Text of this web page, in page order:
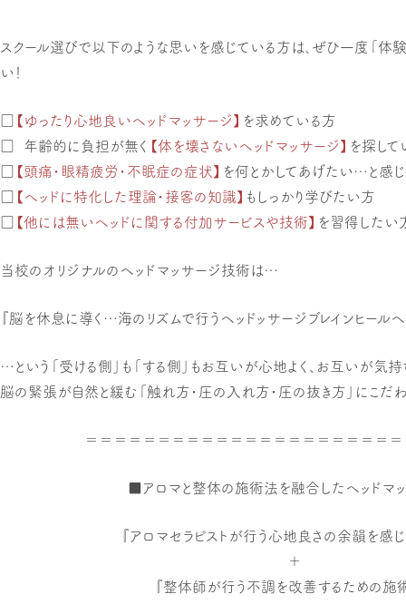
スクール選びで以下のような思いを感じている方は、ぜひ一度「体
い！
【ゆったり心地良いヘッドマッサージ】 を求めている方
年齢的に負担が無く 【体を壊さないヘッドマッサージ】 を探して
【頭痛・眼精疲労・不眠症の症状】 を何とかしてあげたい…と感
【ヘッドに特化した理論・接客の知識】 もしっかり学びたい方
【他には無いヘッドに関する付加サービスや技術】 を習得したい
当校のオリジナルのヘッドマッサージ技術は…
『脳を休息に導く…海のリズムで行うヘッドッサージブレインヒール
…という「受ける側」も「する側」もお互いが心地よく、お互いが気
脳の緊張が自然と緩む「触れ方・圧の入れ方・圧の抜き方」にこだわ
＝＝＝＝＝＝＝＝＝＝＝＝＝＝＝＝＝＝＝＝＝
■アロマと整体の施術法を融合したヘッドマ
『アロマセラピストが行う心地良さの余韻を感
＋
『整体師が行う不調を改善するための施